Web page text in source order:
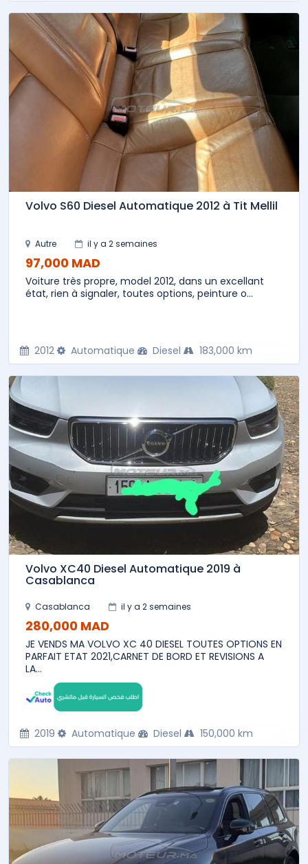
Volvo S60 Diesel Automatique 2012 à Tit Mellil
Autre il y a 2 semaines
97,000 MAD
Voiture très propre, model 2012, dans un excellant
état, rien à signaler, toutes options, peinture o...
2012 Automatique Diesel 183,000 km
Volvo XC40 Diesel Automatique 2019 à
Casablanca
Casablanca il y a 2 semaines
280,000 MAD
JE VENDS MA VOLVO XC 40 DIESEL TOUTES OPTIONS EN
PARFAIT ETAT 2021,CARNET DE BORD ET REVISIONS A
LA...
2019 Automatique Diesel 150,000 km